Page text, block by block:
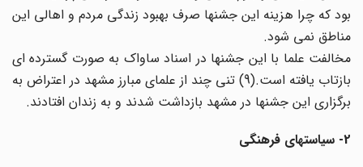
بود که چرا هزینه این جشنها صرف بهبود زندگی مردم و اهالی این
مناطق نمی شود.
مخالفت علما با این جشنها در اسناد ساواک به صورت گسترده ای
بازتاب یافته است.(9) تنی چند از علمای مبارز مشهد در اعتراض به
برگزاری این جشنها در مشهد بازداشت شدند و به زندان افتادند.